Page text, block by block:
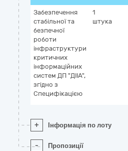
Забезпечення
стабільної та
безпечної
роботи
інфраструктури
критичних
інформаційних
систем ДП "ДІІА",
згідно з
Специфікацією
1
штука
+ Інформація по лоту
- Пропозиції